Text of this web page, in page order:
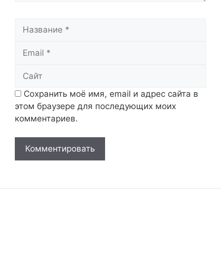
Сохранить моё имя, email и адрес сайта в
этом браузере для последующих моих
комментариев.